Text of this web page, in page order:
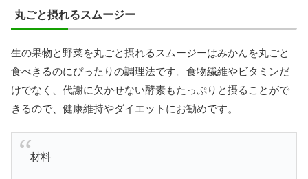
丸ごと摂れるスムージー
生の果物と野菜を丸ごと摂れるスムージーはみかんを丸ごと
食べきるのにぴったりの調理法です。食物繊維やビタミンだ
けでなく、代謝に欠かせない酵素もたっぷりと摂ることがで
きるので、健康維持やダイエットにお勧めです。
材料